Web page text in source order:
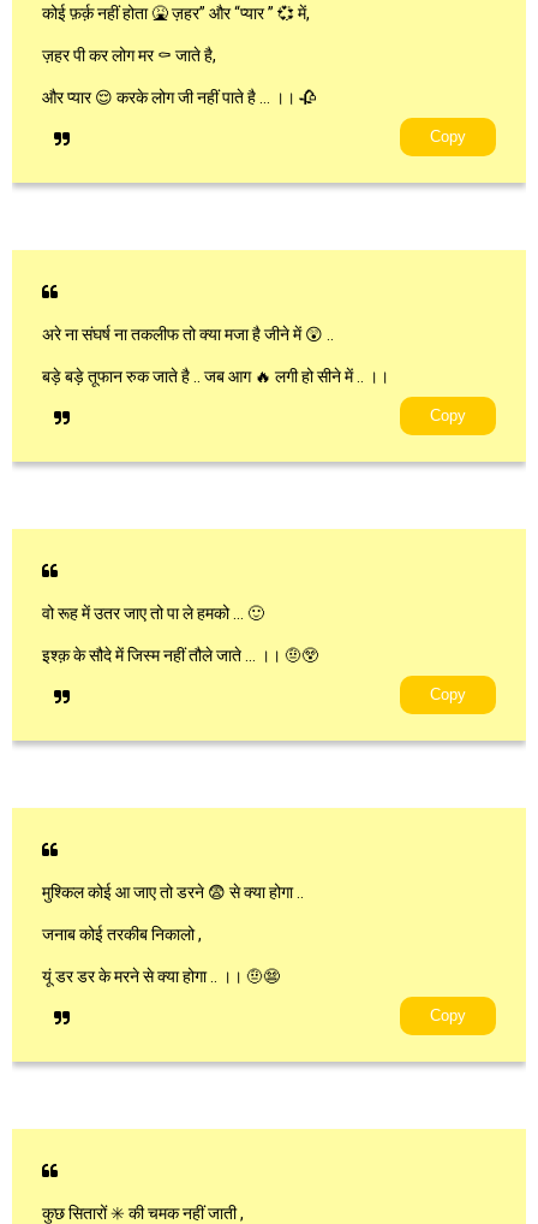
कोई फ़र्क़ नहीं होता 🤮 ज़हर” और “प्यार ” 💞 में,
ज़हर पी कर लोग मर ⚰️ जाते है,
और प्यार 😌 करके लोग जी नहीं पाते है … ।। 🥀
Copy
अरे ना संघर्ष ना तकलीफ तो क्या मजा है जीने में 😲 ..
बड़े बड़े तूफान रुक जाते है .. जब आग 🔥 लगी हो सीने में .. ।।
Copy
वो रूह में उतर जाए तो पा ले हमको … 🙂
इश्क़ के सौदे में जिस्म नहीं तौले जाते … ।। 🤨😲
Copy
मुश्किल कोई आ जाए तो डरने 😨 से क्या होगा ..
जनाब कोई तरकीब निकालो ,
यूं डर डर के मरने से क्या होगा .. ।। 🤨😨
Copy
कुछ सितारों ✳️ की चमक नहीं जाती ,